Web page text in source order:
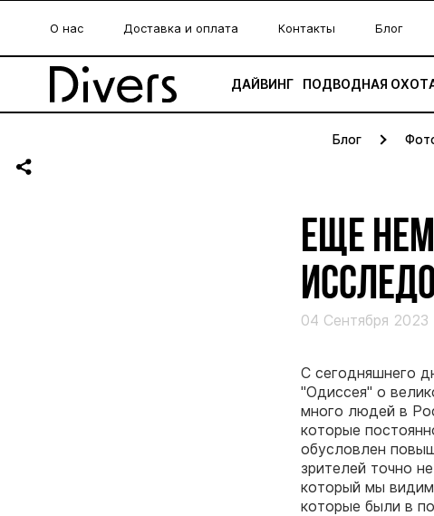
О нас Доставка и оплата Контакты Блог
ДАЙВИНГ ПОДВОДНАЯ
Блог
ЕЩЕ
04 Сентября 2023
С сегодняшнего
"Одиссея" о
много людей в
которые
обусловлен
зрителей точно
который мы
которые были в